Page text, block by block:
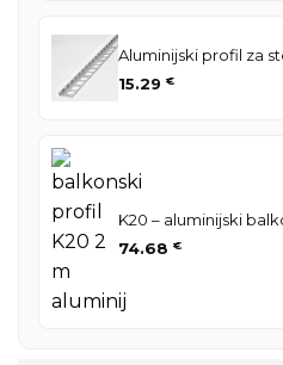
Aluminijski profil za
15.29 €
K20 – aluminijski
74.68 €